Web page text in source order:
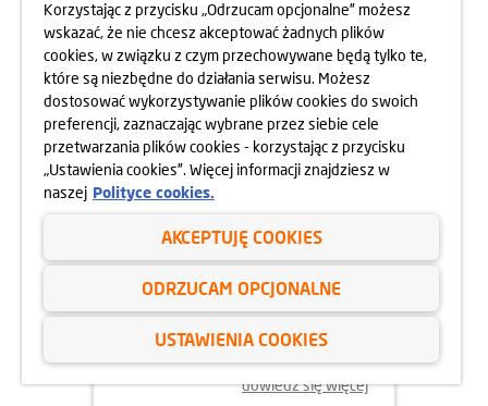
24.04.2025
800 MIESZKAŃ BEZ WKŁADU
WŁASNEGO
dowiedz się więcej
Korzystając z przycisku „Odrzucam opcjonalne” możesz
wskazać, że nie chcesz akceptować żadnych plików
cookies, w związku z czym przechowywane będą tylko te,
które są niezbędne do działania serwisu. Możesz
dostosować wykorzystywanie plików cookies do swoich
preferencji, zaznaczając wybrane przez siebie cele
przetwarzania plików cookies - korzystając z przycisku
„Ustawienia cookies”. Więcej informacji znajdziesz w
naszej Polityce cookies.
AKCEPTUJĘ COOKIES
ODRZUCAM OPCJONALNE
USTAWIENIA COOKIES